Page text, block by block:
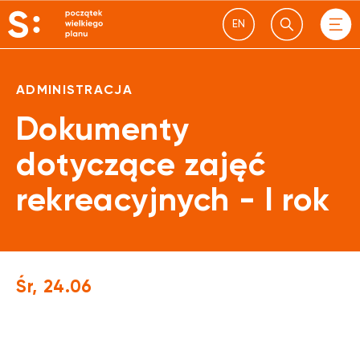
Pomoc studentom z niepełnosprawnościami
Legia Akademicka
Koła naukowe
AZS
Biblioteka
EN
ADMINISTRACJA
Dokumenty
dotyczące zajęć
rekreacyjnych - I rok
Śr, 24.06